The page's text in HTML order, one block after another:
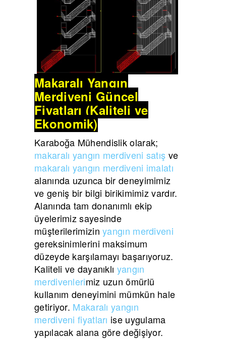
Makaralı Yangın
Merdiveni Güncel
Fiyatları (Kaliteli ve
Ekonomik)
Karaboğa Mühendislik olarak;
makaralı yangın merdiveni satış ve
makaralı yangın merdiveni imalatı
alanında uzunca bir deneyimimiz
ve geniş bir bilgi birikimimiz vardır.
Alanında tam donanımlı ekip
üyelerimiz sayesinde
müşterilerimizinyangın merdiveni
gereksinimlerini maksimum
düzeyde karşılamayı başarıyoruz.
Kaliteli ve dayanıklı yangın
merdivenlerimiz uzun ömürlü
kullanım deneyimini mümkün hale
getiriyor. Makaralı yangın
merdiveni fiyatları ise uygulama
yapılacak alana göre değişiyor.